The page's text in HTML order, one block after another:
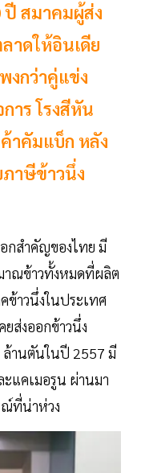
ปี สมาคมผู้ส่ง
าดให้อินเดีย
งกว่าคู่แข่ง
าร โรงสีหัน
าคัมแบ็ก หลัง
ภาษีข้าวนึ่ง
กสำคัญของไทย มี
าณข้าวทั้งหมดที่ผลิต
ข้าวนึ่งในประเทศ
ส่งออกข้าวนึ่ง
านตันในปี 2557 มี
แคเมอรูน ผ่านมา
ณ์ที่น่าห่วง